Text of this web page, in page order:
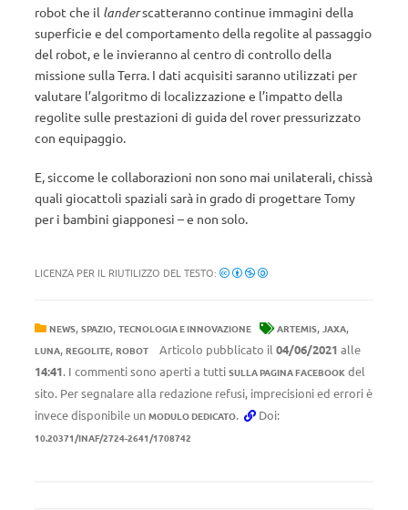
robot che il landerscatteranno continue immagini della
superficie e del comportamento della regolite al passaggio
del robot, e le invieranno al centro di controllo della
missione sulla Terra. I dati acquisiti saranno utilizzati per
valutare l’algoritmo di localizzazione e l’impatto della
regolite sulle prestazioni di guida del rover pressurizzato
con equipaggio.
E, siccome le collaborazioni non sono mai unilaterali, chissà
quali giocattoli spaziali sarà in grado di progettare Tomy
per i bambini giapponesi – e non solo.
LICENZA PER IL RIUTILIZZO DEL TESTO:
NEWS, SPAZIO, TECNOLOGIA E INNOVAZIONE ARTEMIS, JAXA,
LUNA, REGOLITE, ROBOT Articolo pubblicato il 04/06/2021 alle
14:41. I commenti sono aperti a tutti SULLA PAGINA FACEBOOK del
sito. Per segnalare alla redazione refusi, imprecisioni ed errori è
invece disponibile un MODULO DEDICATO. Doi:
10.20371/INAF/2724-2641/1708742